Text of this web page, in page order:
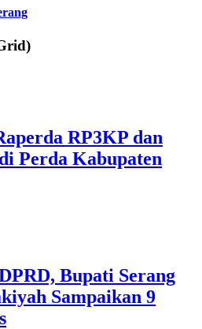
RP3KP dan
Perda Kabupaten
Bupati Serang
Sampaikan 9